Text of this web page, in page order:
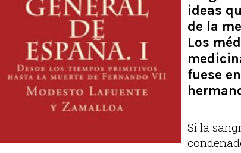
ideas
de la
Los
fuese
Si la